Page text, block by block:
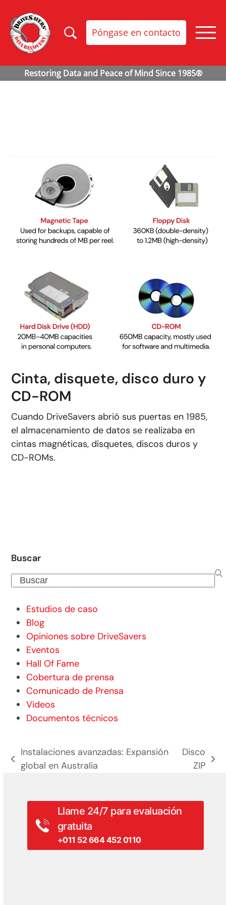
Póngase en contacto
Cinta, disquete, disco duro y
CD-ROM
Cuando DriveSavers abrió sus puertas en 1985,
el almacenamiento de datos se realizaba en
cintas magnéticas, disquetes, discos duros y
CD-ROMs.
Buscar
Buscar
Estudios de caso
Blog
Opiniones sobre DriveSavers
Eventos
Hall Of Fame
Cobertura de prensa
Comunicado de Prensa
Videos
Documentos técnicos
entrada
Instalaciones avanzadas: Expansión
global en Australia
siguiente
Disco
ZIP
Llame 24/7 para evaluación
gratuita
+011 52 664 452 0110